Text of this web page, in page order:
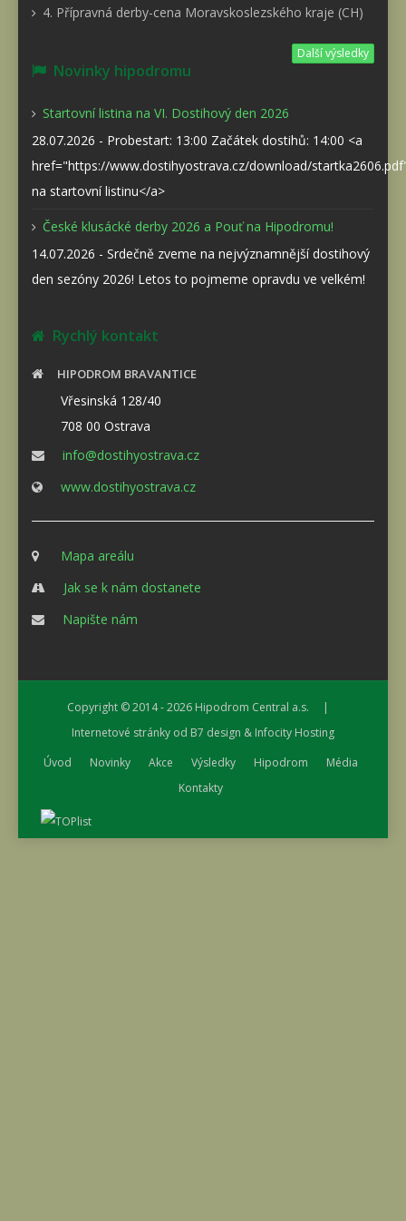
4. Přípravná derby-cena Moravskoslezského kraje (CH)
Další výsledky
Novinky hipodromu
Startovní listina na VI. Dostihový den 2026
28.07.2026 - Probestart: 13:00 Začátek dostihů: 14:00 <a
href="https://www.dostihyostrava.cz/download/
na startovní listinu</a>
České klusácké derby 2026 a Pouť na Hipodromu!
14.07.2026 - Srdečně zveme na nejvýznamnější dostihový
den sezóny 2026! Letos to pojmeme opravdu ve velkém!
Rychlý kontakt
HIPODROM BRAVANTICE
Vřesinská 128/40
708 00 Ostrava
info@dostihyostrava.cz
www.dostihyostrava.cz
Mapa areálu
Jak se k nám dostanete
Napište nám
Copyright © 2014 - 2026 Hipodrom Central a.s. |
Internetové stránky od B7 design & Infocity Hosting
Úvod
Novinky Akce Výsledky Hipodrom
Média
Kontakty